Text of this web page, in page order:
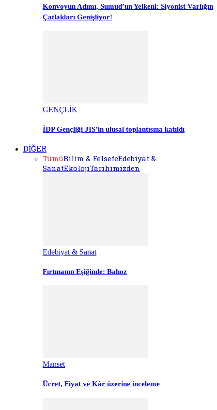
Konvoyun Adımı, Sumud’un Yelkeni: Siyonist Varlığın
Çatlakları Genişliyor!
GENÇLİK
İDP Gençliği JIS’in ulusal toplantısına katıldı
DİĞER
TümüBilim & FelsefeEdebiyat &
SanatEkolojiTarihimizden
Edebiyat & Sanat
Fırtınanın Eşiğinde: Bahoz
Manset
Ücret, Fiyat ve Kâr üzerine inceleme